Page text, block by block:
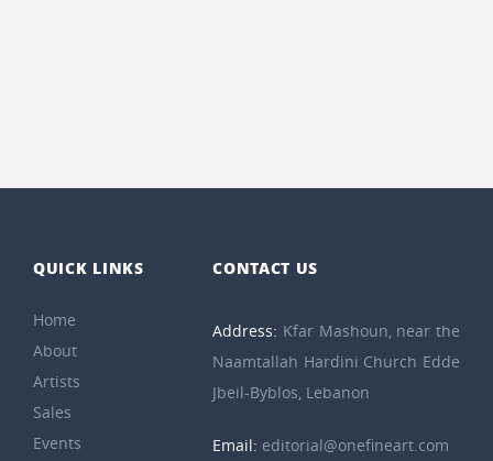
QUICK LINKS
Home
About
Artists
Sales
Events
CONTACT US
Address: Kfar Mashoun, near the
Naamtallah Hardini Church Edde
Jbeil-Byblos, Lebanon
Email: editorial@onefineart.com